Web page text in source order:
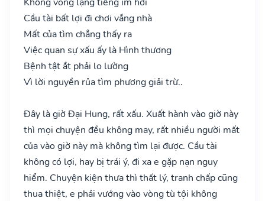
Cầu tài bất lợi đi chơi vắng nhà
Mất của tìm chẳng thấy ra
Việc quan sự xấu ấy là Hình thương
Bệnh tật ắt phải lo lường
Vì lời nguyền rủa tìm phương giải trừ..
Đây là giờ Đại Hung, rất xấu. Xuất hành vào giờ này
thì mọi chuyện đều không may, rất nhiều người mất
của vào giờ này mà không tìm lại được. Cầu tài
không có lợi, hay bị trái ý, đi xa e gặp nạn nguy
hiểm. Chuyện kiện thưa thì thất lý, tranh chấp cũng
thua thiệt, e phải vướng vào vòng tù tội không